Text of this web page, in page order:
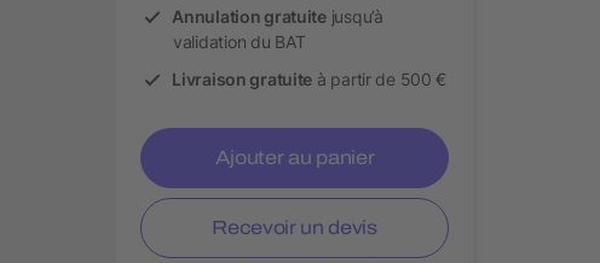
Annulation gratuitejusqu’à
validation du BAT
Livraison gratuite à partir de 500 €
Ajouter au panier
Recevoir un devis